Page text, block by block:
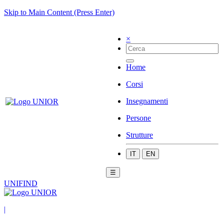
Skip to Main Content (Press Enter)
×
Home
Corsi
Insegnamenti
Persone
Strutture
IT EN
☰
UNIFIND
|